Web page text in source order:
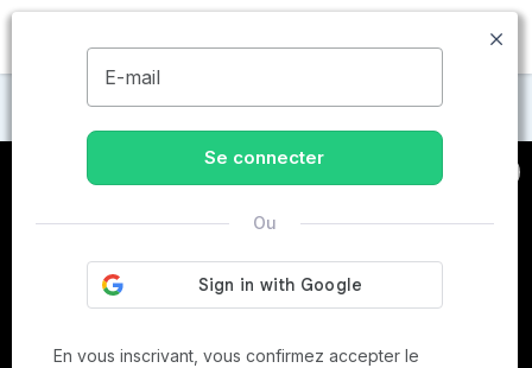
MENU
Maisons de retraite à Moyon
E-mail
Se connecter
Ou
En vous inscrivant, vous confirmez accepter le